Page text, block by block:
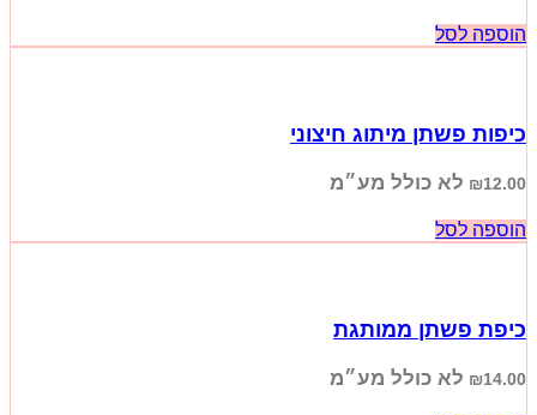
הוספה לסל
כיפות פשתן מיתוג חיצוני
₪12.00 לא כולל מע״מ
הוספה לסל
כיפת פשתן ממותגת
₪14.00 לא כולל מע״מ